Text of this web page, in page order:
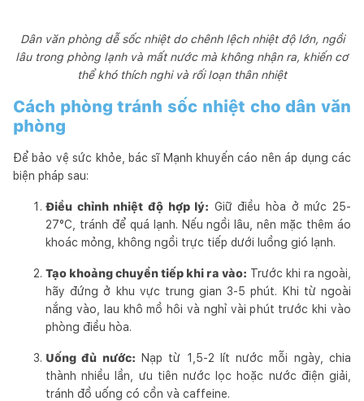
Dân văn phòng dễ sốc nhiệt do chênh lệch nhiệt độ lớn, ngồi
lâu trong phòng lạnh và mất nước mà không nhận ra, khiến cơ
thể khó thích nghi và rối loạn thân nhiệt
Cách phòng tránh sốc nhiệt cho dân văn
phòng
Để bảo vệ sức khỏe, bác sĩ Mạnh khuyến cáo nên áp dụng các
biện pháp sau:
Điều chỉnh nhiệt độ hợp lý: Giữ điều hòa ở mức 25-
27°C, tránh để quá lạnh. Nếu ngồi lâu, nên mặc thêm áo
khoác mỏng, không ngồi trực tiếp dưới luồng gió lạnh.
Tạo khoảng chuyển tiếp khi ra vào: Trước khi ra ngoài,
hãy đứng ở khu vực trung gian 3-5 phút. Khi từ ngoài
nắng vào, lau khô mồ hôi và nghỉ vài phút trước khi vào
phòng điều hòa.
Uống đủ nước: Nạp từ 1,5-2 lít nước mỗi ngày, chia
thành nhiều lần, ưu tiên nước lọc hoặc nước điện giải,
tránh đồ uống có cồn và caffeine.